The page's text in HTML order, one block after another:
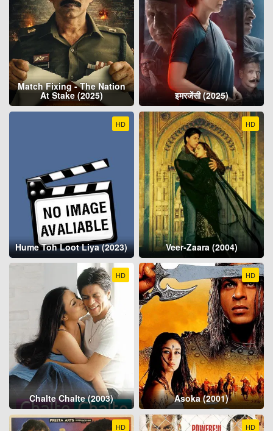
Match Fixing - The Nation
At Stake (2025) इमरजेंसी (2025)
HD
Hume Toh Loot Liya (2023)
HD
Veer-Zaara (2004)
HD
Chalte Chalte (2003)
HD
Asoka (2001)
HD HD